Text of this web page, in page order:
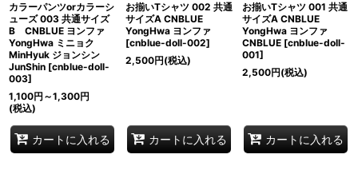
カラーパンツorカラーシ
ューズ 003 共通サイズ
B CNBLUE ヨンファ
YongHwa ミニョク
MinHyuk ジョンシン
JunShin [cnblue-doll-
003]
1,100円 ～1,300円
(税込)
カートに入れる
お揃いTシャツ 002 共通
サイズA CNBLUE
YongHwa ヨンファ
[cnblue-doll-002]
2,500円(税込)
カートに入れる
お揃いTシャツ 001 共通
サイズA CNBLUE
YongHwa ヨンファ
CNBLUE [cnblue-doll-
001]
2,500円(税込)
カートに入れる